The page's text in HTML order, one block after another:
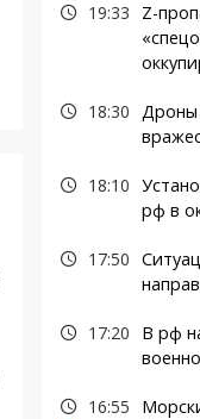
19:33
Z-
18:30 Дроны
18:10
рф в
17:50
17:20
В рф
16:55